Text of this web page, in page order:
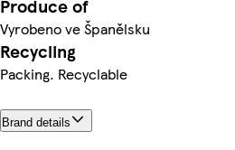
Produce of
Vyrobeno ve Španělsku
Recycling
Packing. Recyclable
Brand details